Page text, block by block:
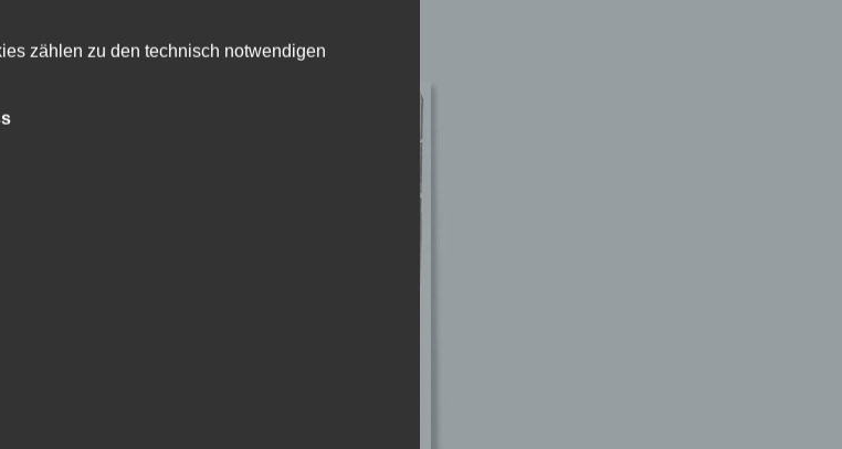
„kleinem tadel“ genau das richtige für das kind sei.
zählen zu den technisch notwendigen